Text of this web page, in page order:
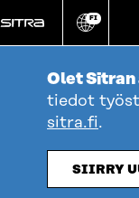
suoraan
sisältöön
Vaihda
kieli
FI
Olet
tiedot
sitra.fi.
SIIRRY